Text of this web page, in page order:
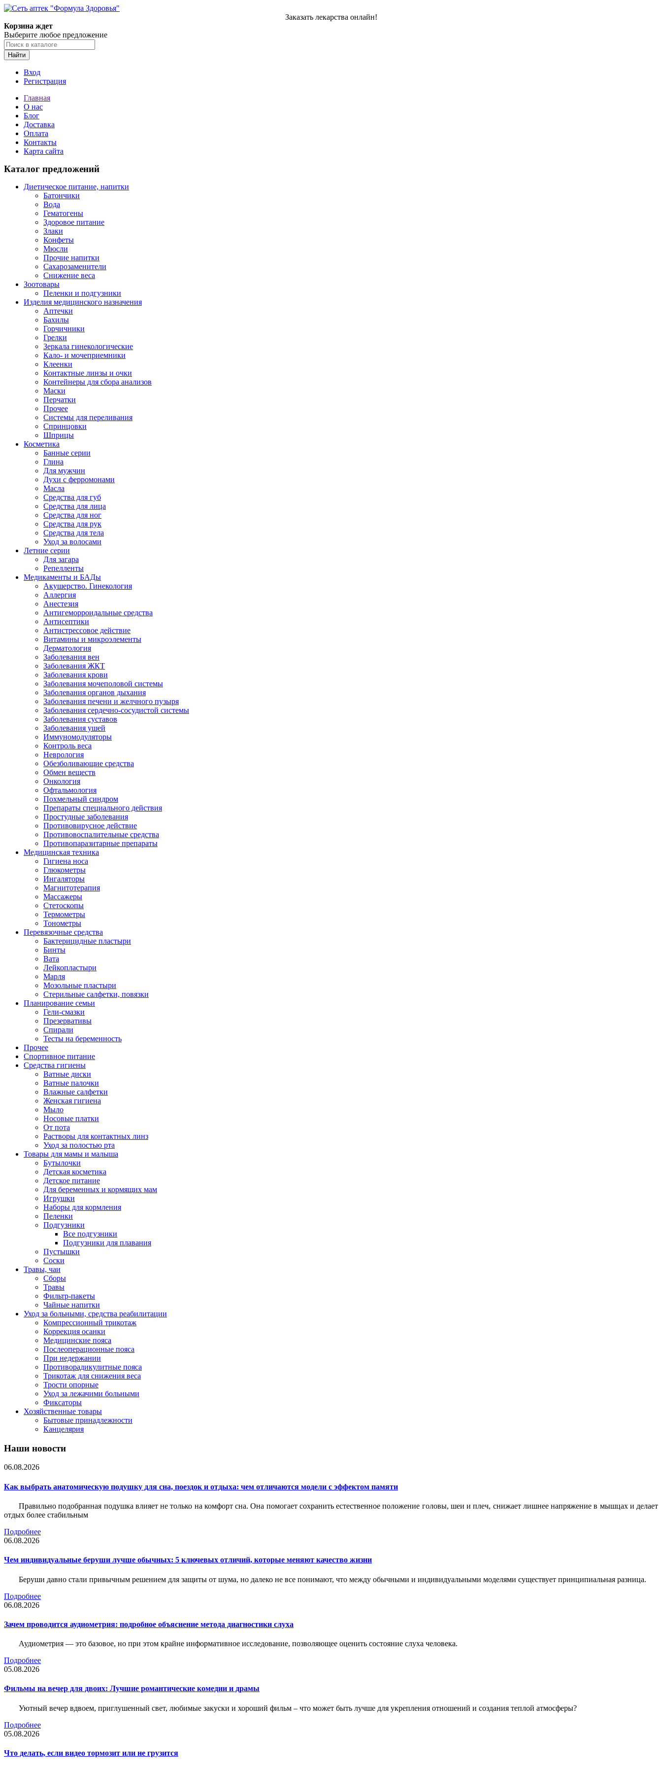
Заказать лекарства онлайн!
Корзина ждет
Выберите любое предложение
Найти
Вход
Регистрация
Главная
О нас
Блог
Доставка
Оплата
Контакты
Карта сайта
Каталог предложений
Диетическое питание, напитки
Батончики
Вода
Гематогены
Здоровое питание
Злаки
Конфеты
Мюсли
Прочие напитки
Сахарозаменители
Снижение веса
Зоотовары
Пеленки и подгузники
Изделия медицинского назначения
Аптечки
Бахилы
Горчичники
Грелки
Зеркала гинекологические
Кало- и мочеприемники
Клеенки
Контактные линзы и очки
Контейнеры для сбора анализов
Маски
Перчатки
Прочее
Системы для переливания
Спринцовки
Шприцы
Косметика
Банные серии
Глина
Для мужчин
Духи с ферромонами
Масла
Средства для губ
Средства для лица
Средства для ног
Средства для рук
Средства для тела
Уход за волосами
Летние серии
Для загара
Репелленты
Медикаменты и БАДы
Акушерство. Гинекология
Аллергия
Анестезия
Антигеморроидальные средства
Антисептики
Антистрессовое действие
Витамины и микроэлементы
Дерматология
Заболевания вен
Заболевания ЖКТ
Заболевания крови
Заболевания мочеполовой системы
Заболевания органов дыхания
Заболевания печени и желчного пузыря
Заболевания сердечно-сосудистой системы
Заболевания суставов
Заболевания ушей
Иммуномодуляторы
Контроль веса
Неврология
Обезболивающие средства
Обмен веществ
Онкология
Офтальмология
Похмельный синдром
Препараты специального действия
Простудные заболевания
Противовирусное действие
Противовоспалительные средства
Противопаразитарные препараты
Медицинская техника
Гигиена носа
Глюкометры
Ингаляторы
Магнитотерапия
Массажеры
Стетоскопы
Термометры
Тонометры
Перевязочные средства
Бактерицидные пластыри
Бинты
Вата
Лейкопластыри
Марля
Мозольные пластыри
Стерильные салфетки, повязки
Планирование семьи
Гели-смазки
Презервативы
Спирали
Тесты на беременность
Прочее
Спортивное питание
Средства гигиены
Ватные диски
Ватные палочки
Влажные салфетки
Женская гигиена
Мыло
Носовые платки
От пота
Растворы для контактных линз
Уход за полостью рта
Товары для мамы и малыша
Бутылочки
Детская косметика
Детское питание
Для беременных и кормящих мам
Игрушки
Наборы для кормления
Пеленки
Подгузники
Все подгузники
Подгузники для плавания
Пустышки
Соски
Травы, чаи
Сборы
Травы
Фильтр-пакеты
Чайные напитки
Уход за больными, средства реабилитации
Компрессионный трикотаж
Коррекция осанки
Медицинские пояса
Послеоперационные пояса
При недержании
Противорадикулитные пояса
Трикотаж для снижения веса
Трости опорные
Уход за лежачими больными
Фиксаторы
Хозяйственные товары
Бытовые принадлежности
Канцелярия
Наши новости
06.08.2026
Как выбрать анатомическую подушку для сна, поездок и отдыха: чем отличаются модели с эффектом памяти
Правильно подобранная подушка влияет не только на комфорт сна. Она помогает сохранить естественное положение головы, шеи и плеч, снижает лишнее напряжение в мышцах и делает
отдых более стабильным
Подробнее
06.08.2026
Чем индивидуальные беруши лучше обычных: 5 ключевых отличий, которые меняют качество жизни
Беруши давно стали привычным решением для защиты от шума, но далеко не все понимают, что между обычными и индивидуальными моделями существует принципиальная разница.
Подробнее
06.08.2026
Зачем проводится аудиометрия: подробное объяснение метода диагностики слуха
Аудиометрия — это базовое, но при этом крайне информативное исследование, позволяющее оценить состояние слуха человека.
Подробнее
05.08.2026
Фильмы на вечер для двоих: Лучшие романтические комедии и драмы
Уютный вечер вдвоем, приглушенный свет, любимые закуски и хороший фильм – что может быть лучше для укрепления отношений и создания теплой атмосферы?
Подробнее
05.08.2026
Что делать, если видео тормозит или не грузится